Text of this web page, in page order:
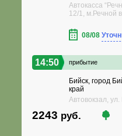
Автокасса
12/1, м.Речной
08/08
14:50 прибытие
Бийск, город
край
Автовокзал,
2243 руб.